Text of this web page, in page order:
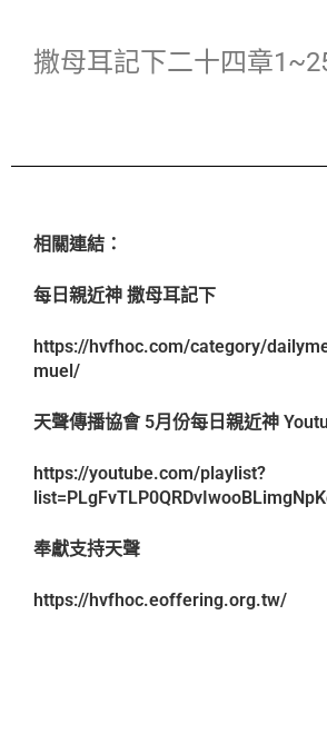
撒母耳記下二十四章
相關連結：
每日親近神 撒母耳記下
https://hvfhoc.com/category/
muel/
天聲傳播協會 5月份每日親近神
https://youtube.com/playlist?
奉獻支持天聲
https://hvfhoc.eoffering.org.tw/